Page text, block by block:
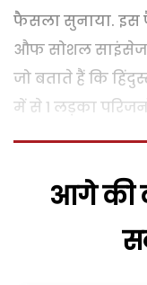
फैसला सुनाया. इस
औफ सोशल साइंसेज
जो बताते हैं कि
में से 1 लड़का
आगे की